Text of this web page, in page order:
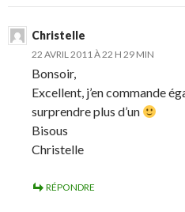
Christelle
22 AVRIL 2011 À 22 H 29 MIN
Bonsoir,
Excellent, j’en commande
surprendre plus d’un
Bisous
Christelle
RÉPONDRE